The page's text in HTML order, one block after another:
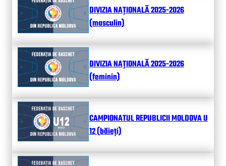
DIVIZIA NAȚIONALĂ 2025-2026
(masculin)
DIVIZIA NAȚIONALĂ 2025-2026
(feminin)
CAMPIONATUL REPUBLICII MOLDOVA U
12 (băieți)